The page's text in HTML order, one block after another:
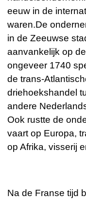
eeuw in de
waren.De
in de Zeeuwse
aanvankelijk op
ongeveer 1740
de trans-
driehoekshandel
andere
Ook rustte de
vaart op Europa,
op Afrika, visserij
Na de Franse tijd